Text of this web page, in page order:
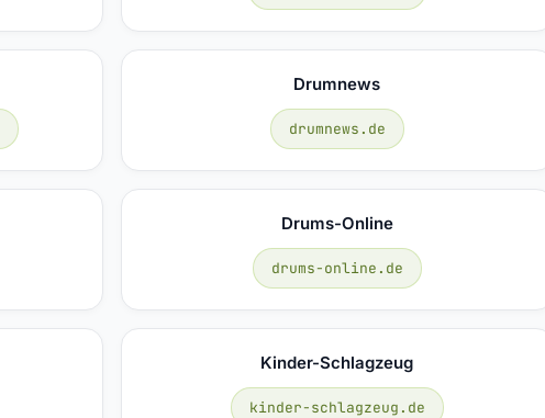
Drumnews
drumnews.de
Drums-Online
drums-online.de
Kinder-Schlagzeug
kinder-schlagzeug.de